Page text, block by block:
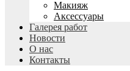
Макияж
Аксессуары
Галерея работ
Новости
О нас
Контакты